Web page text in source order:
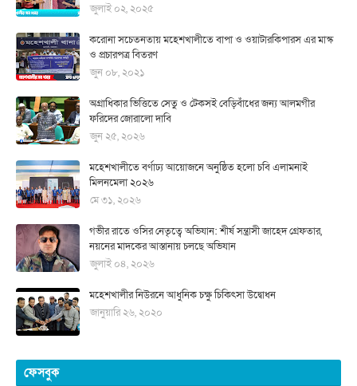
জুলাই ০২, ২০২৫
করোনা সচেতনতায় মহেশখালীতে বাপা ও ওয়াটারকিপারস এর মাস্ক
ও প্রচারপত্র বিতরণ
জুন ০৮, ২০২১
অগ্রাধিকার ভিত্তিতে সেতু ও টেকসই বেড়িবাঁধের জন্য আলমগীর
ফরিদের জোরালো দাবি
জুন ২৫, ২০২৬
মহেশখালীতে বর্ণাঢ্য আয়োজনে অনুষ্ঠিত হলো চবি এলামনাই
মিলনমেলা ২০২৬
মে ৩১, ২০২৬
গভীর রাতে ওসির নেতৃত্বে অভিযান: শীর্ষ সন্ত্রাসী জাহেদ গ্রেফতার,
নয়নের মাদকের আস্তানায় চলছে অভিযান
জুলাই ০৪, ২০২৬
মহেশখালীর নিউরনে আধুনিক চক্ষু চিকিৎসা উদ্বোধন
জানুয়ারি ২৬, ২০২০
ফেসবুক